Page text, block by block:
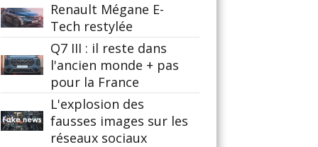
Renault Mégane E-
Tech restylée
Q7 III : il reste dans
l'ancien monde + pas
pour la France
L'explosion des
fausses images sur les
réseaux sociaux